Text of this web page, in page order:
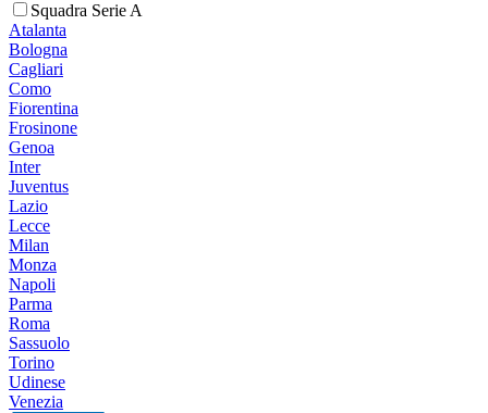
Squadra Serie A
Atalanta
Bologna
Cagliari
Como
Fiorentina
Frosinone
Genoa
Inter
Juventus
Lazio
Lecce
Milan
Monza
Napoli
Parma
Roma
Sassuolo
Torino
Udinese
Venezia